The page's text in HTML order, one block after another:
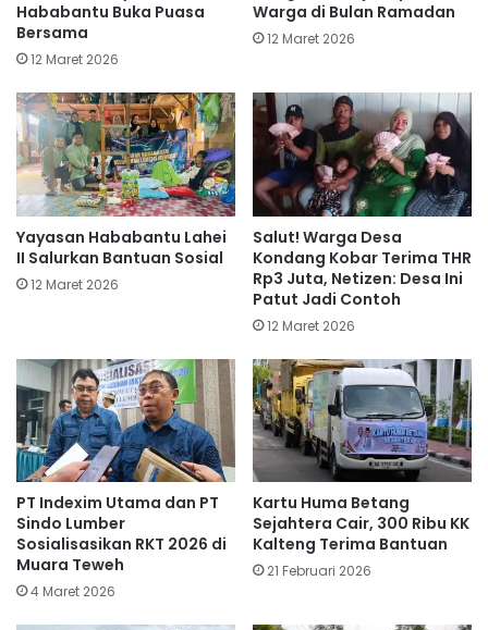
Hababantu Buka Puasa
Bersama
12 Maret 2026
Warga di Bulan Ramadan
12 Maret 2026
Yayasan Hababantu Lahei
II Salurkan Bantuan Sosial
12 Maret 2026
Salut! Warga Desa
Kondang Kobar Terima THR
Rp3 Juta, Netizen: Desa Ini
Patut Jadi Contoh
12 Maret 2026
PT Indexim Utama dan PT
Sindo Lumber
Sosialisasikan RKT 2026 di
Muara Teweh
4 Maret 2026
Kartu Huma Betang
Sejahtera Cair, 300 Ribu KK
Kalteng Terima Bantuan
21 Februari 2026